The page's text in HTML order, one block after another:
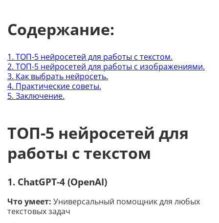
Содержание:
1. ТОП-5 нейросетей для работы с текстом.
2. ТОП-5 нейросетей для работы с изображениями.
3. Как выбрать нейросеть.
4. Практические советы.
5. Заключение.
ТОП-5 нейросетей для
работы с текстом
1. ChatGPT-4 (OpenAI)
Что умеет: Универсальный помощник для любых
текстовых задач